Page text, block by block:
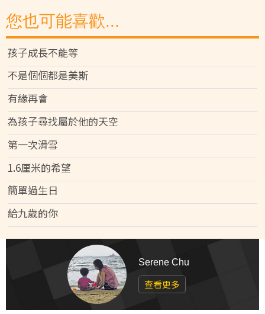
您也可能喜歡...
孩子成長不能等
不是個個都是美斯
有緣再會
為孩子尋找屬於他的天空
第一次滑雪
1.6厘米的希望
簡單過生日
給九歲的你
Serene Chu
查看更多